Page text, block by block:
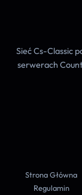
Sieć Cs-Classic
serwerach
Strona Główna
Regulamin